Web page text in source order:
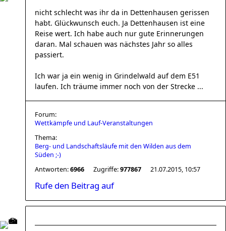
nicht schlecht was ihr da in Dettenhausen gerissen
habt. Glückwunsch euch. Ja Dettenhausen ist eine
Reise wert. Ich habe auch nur gute Erinnerungen
daran. Mal schauen was nächstes Jahr so alles
passiert.
Ich war ja ein wenig in Grindelwald auf dem E51
laufen. Ich träume immer noch von der Strecke ...
Forum:
Wettkämpfe und Lauf-Veranstaltungen
Thema:
Berg- und Landschaftsläufe mit den Wilden aus dem
Süden ;-)
Antworten:6966 Zugriffe:977867 21.07.2015, 10:57
Rufe den Beitrag auf